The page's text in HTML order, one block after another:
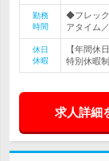
勤務
時間
◆フレック
アタイム
休日
休暇
【年間休
特別休暇
求人詳細